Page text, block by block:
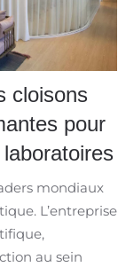
cloisons
pour
mondiaux
L’entreprise
au sein